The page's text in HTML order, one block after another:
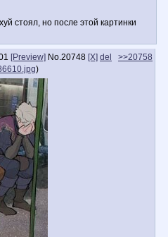
стоял, но после этой картинки
[Preview] No.20748 [X] del
>>20758
)